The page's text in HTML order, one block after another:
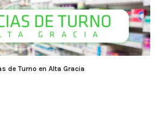
de Turno en Alta Gracia